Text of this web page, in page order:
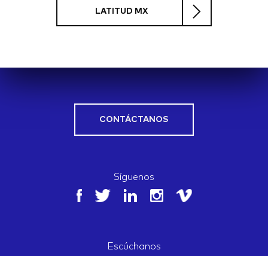
LATITUD MX
CONTÁCTANOS
Síguenos
Escúchanos